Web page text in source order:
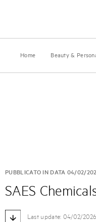
Home Beauty &
PUBBLICATO IN DATA 04/02/
SAES
Last update: 04/02/2026